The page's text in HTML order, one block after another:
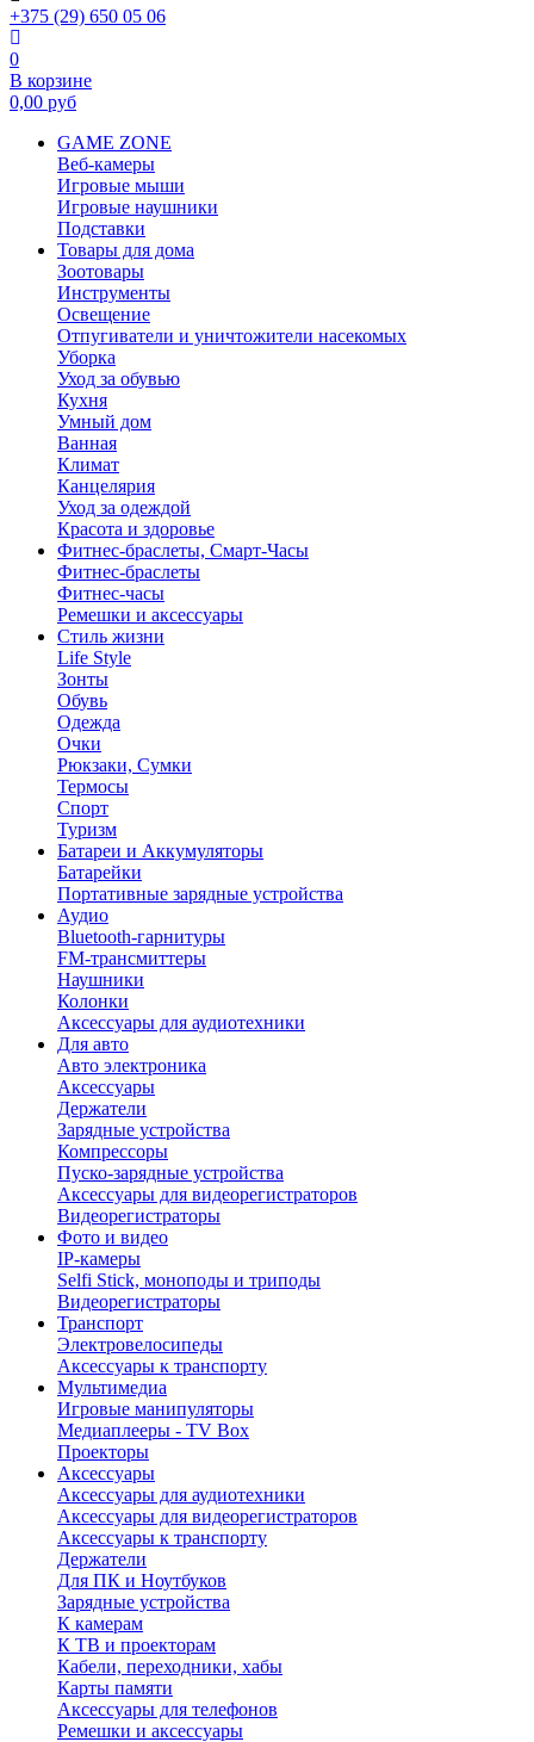
+375 (29) 650 05 06
0
В корзине
0,00 руб
GAME ZONE
Веб-камеры
Игровые мыши
Игровые наушники
Подставки
Товары для дома
Зоотовары
Инструменты
Освещение
Отпугиватели и уничтожители насекомых
Уборка
Уход за обувью
Кухня
Умный дом
Ванная
Климат
Канцелярия
Уход за одеждой
Красота и здоровье
Фитнес-браслеты, Смарт-Часы
Фитнес-браслеты
Фитнес-часы
Ремешки и аксессуары
Стиль жизни
Life Style
Зонты
Обувь
Одежда
Очки
Рюкзаки, Сумки
Термосы
Спорт
Туризм
Батареи и Аккумуляторы
Батарейки
Портативные зарядные устройства
Аудио
Bluetooth-гарнитуры
FM-трансмиттеры
Наушники
Колонки
Аксессуары для аудиотехники
Для авто
Авто электроника
Аксессуары
Держатели
Зарядные устройства
Компрессоры
Пуско-зарядные устройства
Аксессуары для видеорегистраторов
Видеорегистраторы
Фото и видео
IP-камеры
Selfi Stick, моноподы и триподы
Видеорегистраторы
Транспорт
Электровелосипеды
Аксессуары к транспорту
Мультимедиа
Игровые манипуляторы
Медиаплееры - TV Box
Проекторы
Аксессуары
Аксессуары для аудиотехники
Аксессуары для видеорегистраторов
Аксессуары к транспорту
Держатели
Для ПК и Ноутбуков
Зарядные устройства
К камерам
К ТВ и проекторам
Кабели, переходники, хабы
Карты памяти
Аксессуары для телефонов
Ремешки и аксессуары